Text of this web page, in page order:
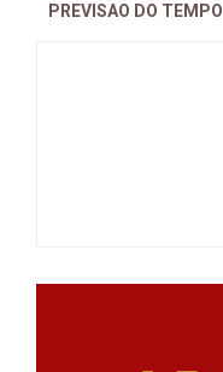
PREVISAO DO TEMPO